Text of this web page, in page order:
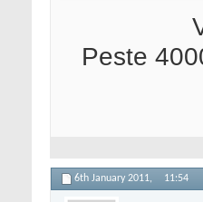
Peste
6th January 2011, 11:54